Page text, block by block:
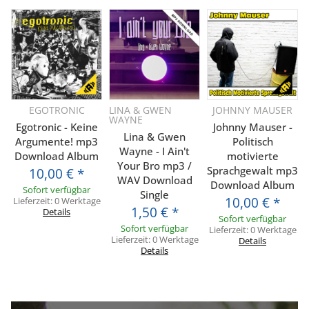
EGOTRONIC
Egotronic - Keine
Argumente! mp3
Download Album
10,00 € *
Sofort verfügbar
Lieferzeit:0 Werktage
Details
LINA & GWEN
WAYNE
Lina & Gwen
Wayne - I Ain't
Your Bro mp3 /
WAV Download
Single
1,50 € *
Sofort verfügbar
Lieferzeit:0 Werktage
Details
JOHNNY MAUSER
Johnny Mauser -
Politisch
motivierte
Sprachgewalt mp3
Download Album
10,00 € *
Sofort verfügbar
Lieferzeit:0 Werktage
Details